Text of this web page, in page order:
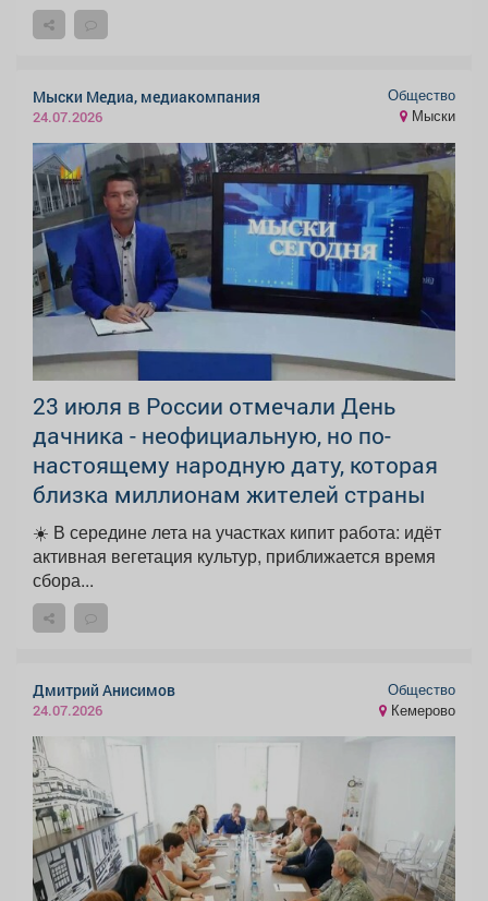
Мыски Медиа, медиакомпания
24.07.2026
Общество
Мыски
23 июля в России отмечали День
дачника - неофициальную, но по-
настоящему народную дату, которая
близка миллионам жителей страны
☀️ В середине лета на участках кипит работа: идёт
активная вегетация культур, приближается время
сбора...
Дмитрий Анисимов
24.07.2026
Общество
Кемерово